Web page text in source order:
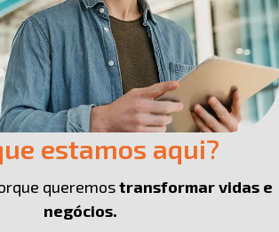
estamos aqui?
queremostransformar vidas e
negócios.